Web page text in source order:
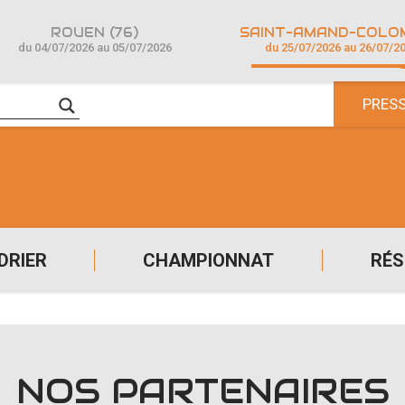
CHAMPIONNAT
ROUEN (76)
du 04/07/2026 au 05/07/2026 du 25/07/2026 au 26/07/
NOS PARTENAIRES